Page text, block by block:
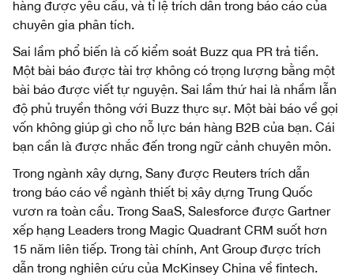
hàng được yêu cầu, và tỉ lệ trích dẫn trong báo cáo của
chuyên gia phân tích.
Sai lầm phổ biến là cố kiểm soát Buzz qua PR trả tiền.
Một bài báo được tài trợ không có trọng lượng bằng một
bài báo được viết tự nguyện. Sai lầm thứ hai là nhầm lẫn
độ phủ truyền thông với Buzz thực sự. Một bài báo về gọi
vốn không giúp gì cho nỗ lực bán hàng B2B của bạn. Cái
bạn cần là được nhắc đến trong ngữ cảnh chuyên môn.
Trong ngành xây dựng, Sany được Reuters trích dẫn
trong báo cáo về ngành thiết bị xây dựng Trung Quốc
vươn ra toàn cầu. Trong SaaS, Salesforce được Gartner
xếp hạng Leaders trong Magic Quadrant CRM suốt hơn
15 năm liên tiếp. Trong tài chính, Ant Group được trích
dẫn trong nghiên cứu của McKinsey China về fintech.